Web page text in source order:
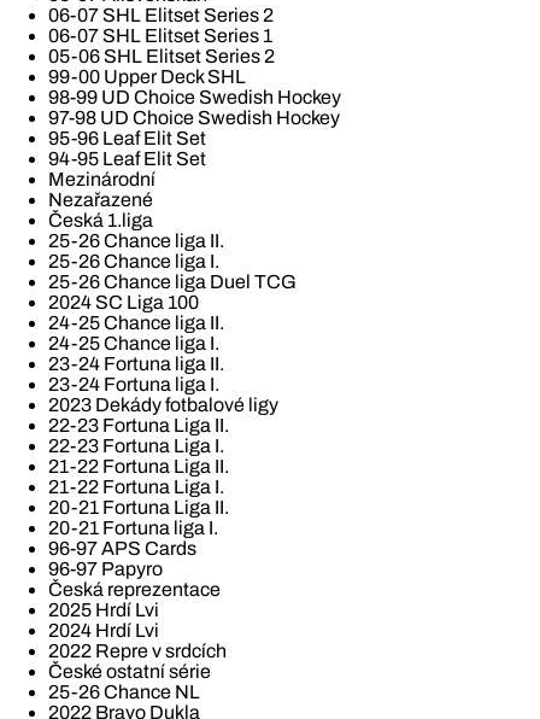
06-07 SHL Elitset Series 2
06-07 SHL Elitset Series 1
05-06 SHL Elitset Series 2
99-00 Upper Deck SHL
98-99 UD Choice Swedish Hockey
97-98 UD Choice Swedish Hockey
95-96 Leaf Elit Set
94-95 Leaf Elit Set
Mezinárodní
Nezařazené
Česká 1.liga
25-26 Chance liga II.
25-26 Chance liga I.
25-26 Chance liga Duel TCG
2024 SC Liga 100
24-25 Chance liga II.
24-25 Chance liga I.
23-24 Fortuna liga II.
23-24 Fortuna liga I.
2023 Dekády fotbalové ligy
22-23 Fortuna Liga II.
22-23 Fortuna Liga I.
21-22 Fortuna Liga II.
21-22 Fortuna Liga I.
20-21 Fortuna Liga II.
20-21 Fortuna liga I.
96-97 APS Cards
96-97 Papyro
Česká reprezentace
2025 Hrdí Lvi
2024 Hrdí Lvi
2022 Repre v srdcích
České ostatní série
25-26 Chance NL
2022 Bravo Dukla